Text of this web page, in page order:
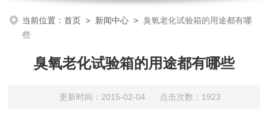
当前位置：首页 > 新闻中心 >臭氧老化试验箱的用途都有哪
些
臭氧老化试验箱的用途都有哪些
更新时间：2015-02-04 点击次数：1923